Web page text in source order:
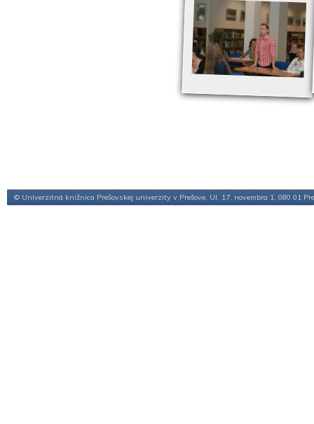
© Univerzitná knižnica Prešovskej univerzity v Prešove, Ul. 17. novembra 1, 080 01